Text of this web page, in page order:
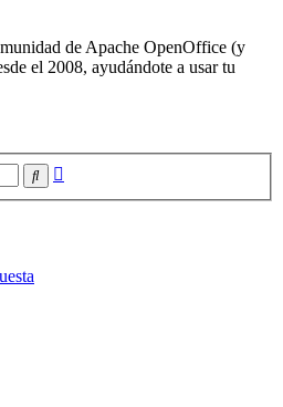
de Apache OpenOffice (y
el 2008, ayudándote a usar tu
Buscar